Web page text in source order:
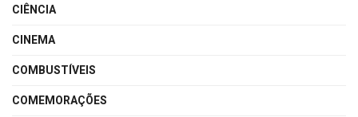
CIÊNCIA
CINEMA
COMBUSTÍVEIS
COMEMORAÇÕES